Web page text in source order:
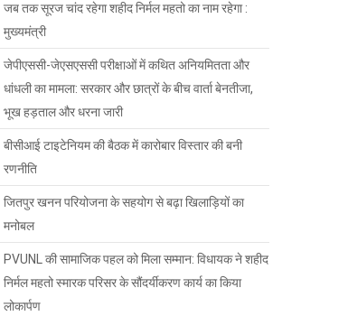
जब तक सूरज चांद रहेगा शहीद निर्मल महतो का नाम रहेगा :
मुख्यमंत्री
जेपीएससी-जेएसएससी परीक्षाओं में कथित अनियमितता और
धांधली का मामला: सरकार और छात्रों के बीच वार्ता बेनतीजा,
भूख हड़ताल और धरना जारी
बीसीआई टाइटेनियम की बैठक में कारोबार विस्तार की बनी
रणनीति
जितपुर खनन परियोजना के सहयोग से बढ़ा खिलाड़ियों का
मनोबल
PVUNL की सामाजिक पहल को मिला सम्मान: विधायक ने शहीद
निर्मल महतो स्मारक परिसर के सौंदर्यीकरण कार्य का किया
लोकार्पण